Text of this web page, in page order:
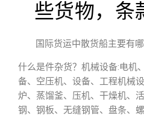
些货物，条
国际货运中散货船主要有
什么是件杂货？机械设备:电机
备、空压机、设备、工程机械
炉、蒸馏釜、压机、干燥机、
钢、钢板、无缝钢管、盘条、